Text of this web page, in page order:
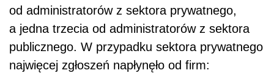
od administratorów z sektora prywatnego,
a jedna trzecia od administratorów z sektora
publicznego. W przypadku sektora prywatnego
najwięcej zgłoszeń napłynęło od firm: